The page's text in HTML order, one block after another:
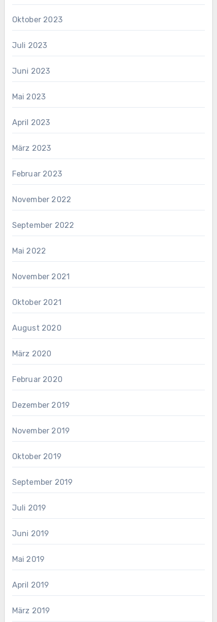
Oktober 2023
Juli 2023
Juni 2023
Mai 2023
April 2023
März 2023
Februar 2023
November 2022
September 2022
Mai 2022
November 2021
Oktober 2021
August 2020
März 2020
Februar 2020
Dezember 2019
November 2019
Oktober 2019
September 2019
Juli 2019
Juni 2019
Mai 2019
April 2019
März 2019